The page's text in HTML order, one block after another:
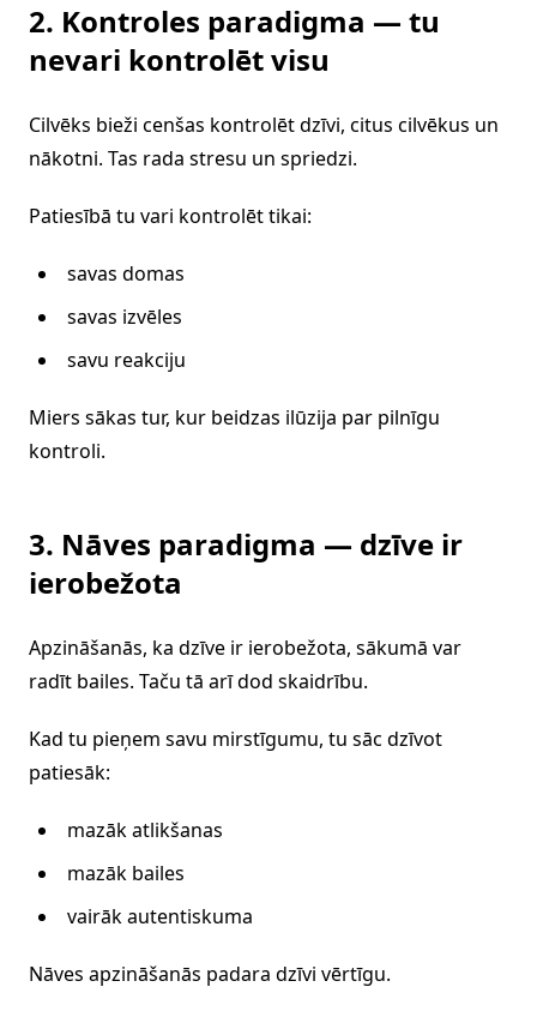
2. Kontroles paradigma — tu
nevari kontrolēt visu
Cilvēks bieži cenšas kontrolēt dzīvi, citus cilvēkus un
nākotni. Tas rada stresu un spriedzi.
Patiesībā tu vari kontrolēt tikai:
savas domas
savas izvēles
savu reakciju
Miers sākas tur, kur beidzas ilūzija par pilnīgu
kontroli.
3. Nāves paradigma — dzīve ir
ierobežota
Apzināšanās, ka dzīve ir ierobežota, sākumā var
radīt bailes. Taču tā arī dod skaidrību.
Kad tu pieņem savu mirstīgumu, tu sāc dzīvot
patiesāk:
mazāk atlikšanas
mazāk bailes
vairāk autentiskuma
Nāves apzināšanās padara dzīvi vērtīgu.